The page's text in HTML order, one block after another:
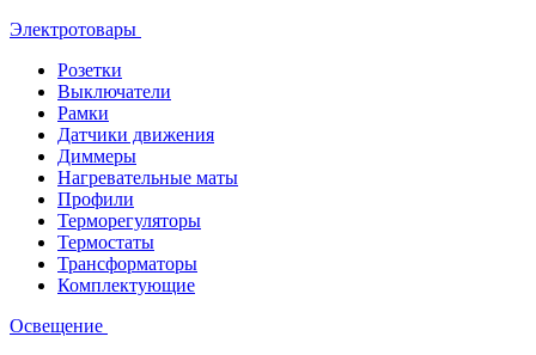
Электротовары
Розетки
Выключатели
Рамки
Датчики движения
Диммеры
Нагревательные маты
Профили
Терморегуляторы
Термостаты
Трансформаторы
Комплектующие
Освещение